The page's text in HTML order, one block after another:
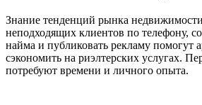
Знание тенденций рынка
неподходящих клиентов по телефону,
найма и публиковать рекламу помогут
сэкономить на риэлтерских услугах.
потребуют времени и личного опыта.